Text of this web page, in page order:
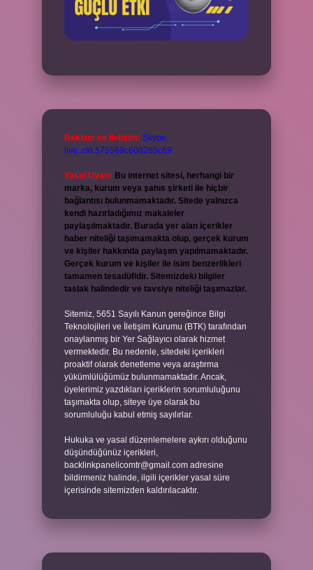
Reklam ve İletişim: Skype:
live:.cid.575569c608265c69
Yasal Uyarı: Bu internet sitesi, herhangi bir
marka, kurum veya şahıs şirketi ile hiçbir
bağlantısı bulunmamaktadır. Sitede yalnızca
kendi hazırladığımız makaleler
paylaşılmaktadır. Burada yer alan içerikler
haber niteliği taşımamakta olup, gerçek kurum
ve kişiler hakkında paylaşım yapılmamaktadır.
Gerçek kurum ve kişiler ile isim benzerlikleri
tamamen tesadüfidir. Sitemizdeki bilgiler
taslak halindedir ve tavsiye niteliği taşımazlar.
Sitemiz, 5651 Sayılı Kanun gereğince Bilgi
Teknolojileri ve İletişim Kurumu (BTK) tarafından
onaylanmış bir Yer Sağlayıcı olarak hizmet
vermektedir. Bu nedenle, sitedeki içerikleri
proaktif olarak denetleme veya araştırma
yükümlülüğümüz bulunmamaktadır. Ancak,
üyelerimiz yazdıkları içeriklerin sorumluluğunu
taşımakta olup, siteye üye olarak bu
sorumluluğu kabul etmiş sayılırlar.
Hukuka ve yasal düzenlemelere aykırı olduğunu
düşündüğünüz içerikleri,
backlinkpanelicomtr@gmail.com adresine
bildirmeniz halinde, ilgili içerikler yasal süre
içerisinde sitemizden kaldırılacaktır.